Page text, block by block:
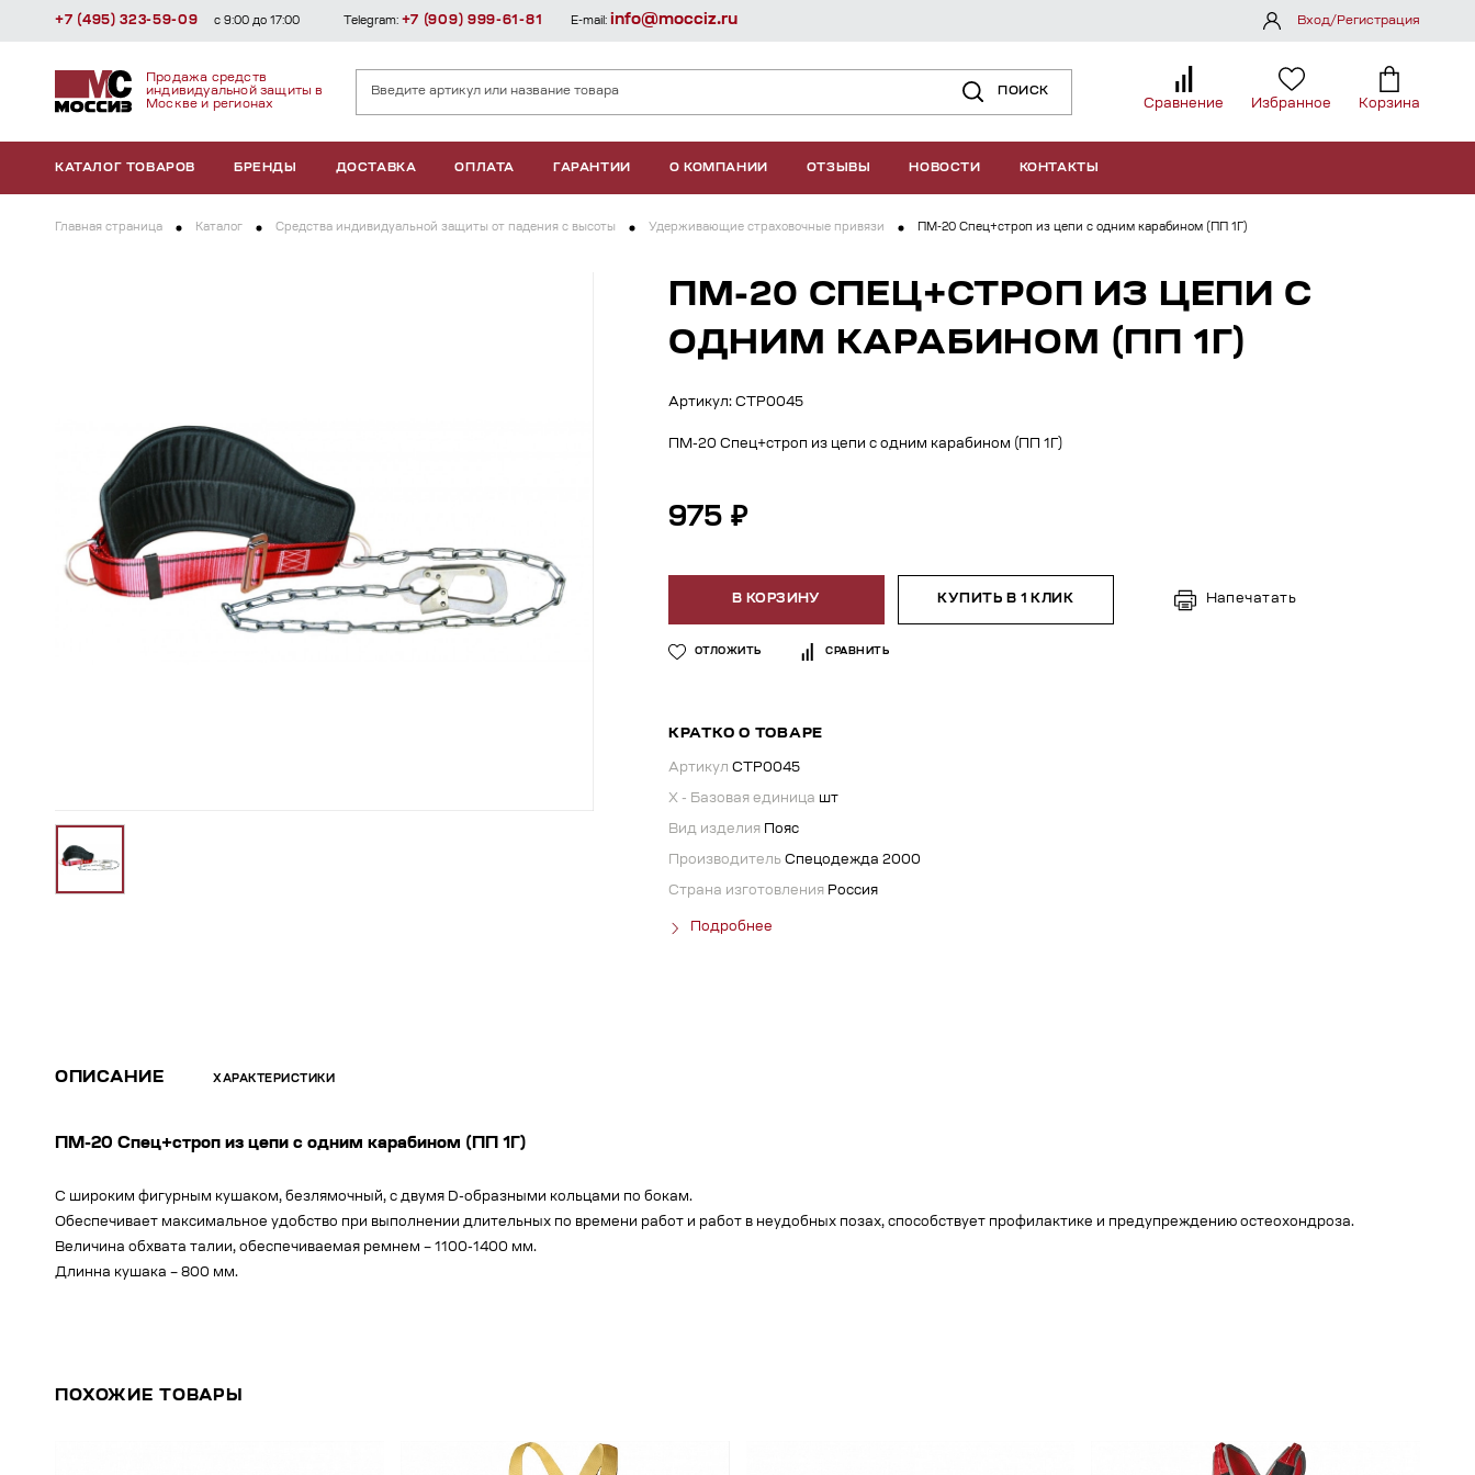
Продажа средств
индивидуальной защиты в
Москве и регионах
ПОИСК
Сравнение Избранное Корзина
КАТАЛОГ ТОВАРОВ БРЕНДЫ ДОСТАВКА ОПЛАТА ГАРАНТИИ О КОМПАНИИ ОТЗЫВЫ НОВОСТИ КОНТАКТЫ
+7 (495) 323-59-09 с 9:00 до 17:00 Telegram: +7 (909) 999-61-81 E-mail: info@mocciz.ru Вход/Регистрация
Главная страница Каталог Средства индивидуальной защиты от падения с высоты Удерживающие страховочные привязи ПМ-20 Спец+строп из цепи c одним карабином (ПП 1Г)
ПМ-20 СПЕЦ+СТРОП ИЗ ЦЕПИ C
ОДНИМ КАРАБИНОМ (ПП 1Г)
Артикул: СТР0045
ПМ-20 Спец+строп из цепи c одним карабином (ПП 1Г)
975 ₽
В КОРЗИНУ КУПИТЬ В 1 КЛИК Напечатать
ОТЛОЖИТЬ СРАВНИТЬ
КРАТКО О ТОВАРЕ
Артикул СТР0045
X - Базовая единица шт
Вид изделия Пояс
Производитель Спецодежда 2000
Страна изготовления Россия
Подробнее
ОПИСАНИЕ ХАРАКТЕРИСТИКИ
ПМ-20 Спец+строп из цепи c одним карабином (ПП 1Г)
С широким фигурным кушаком, безлямочный, с двумя D-образными кольцами по бокам.
Обеспечивает максимальное удобство при выполнении длительных по времени работ и работ в неудобных позах, способствует профилактике и предупреждению остеохондроза.
Величина обхвата талии, обеспечиваемая ремнем – 1100-1400 мм.
Длинна кушака – 800 мм.
ПОХОЖИЕ ТОВАРЫ